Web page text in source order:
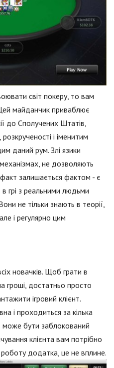
світ покеру, то вам
майданчик приваблює
до Сполучених Штатів,
і іменитим
даний рум. Злі язики
не дозволяють
факт залишається фактом - є
грі з реальними людьми
не тільки знають в теорії,
і регулярно цим
новачків. Щоб грати в
гроші, достатньо просто
ігровий клієнт.
і проходиться за кілька
може бути заблокований
клієнта вам потрібно
додатка, це не вплине.